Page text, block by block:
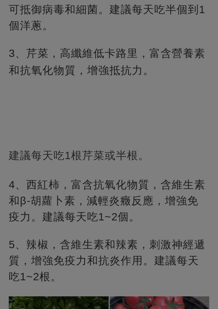
可抵御病毒和細菌。建議每天吃半個到1
個洋蔥。
3、芹菜，高纖維低卡路里，富含營養素
和抗氧化物質， 增強抵抗力。
建議每天吃1根芹菜或半根。
4、西紅柿，富含抗氧化物質，含維生素
和β-胡蘿卜素，減輕炎癥反應，增強免
疫力。建議每天吃1~2個。
5、辣椒，含維生素和辣素，刺激神經遞
質，增強免疫力和抗炎作用。建議每天
吃1~2根。